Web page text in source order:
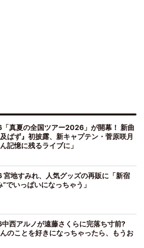
「真夏の全国ツアー2026」が開幕！ 新曲
及ばず』初披露、新キャプテン・菅原咲月
ん記憶に残るライブに」
宮地すみれ、人気グッズの再販に「新宿
”でいっぱいになっちゃう」
西アルノが遠藤さくらに完落ち寸前?
んのことを好きになっちゃったら、もうお